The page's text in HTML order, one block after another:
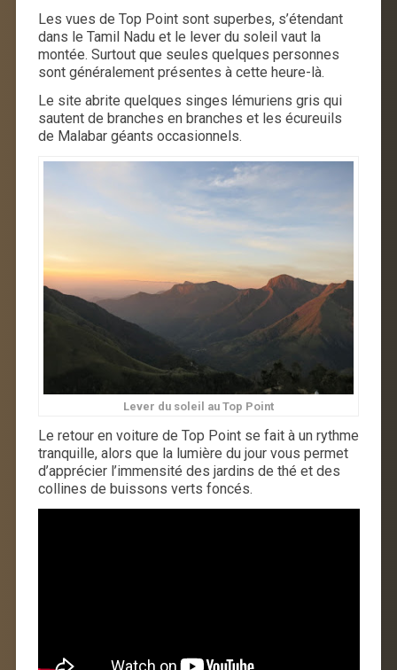
Les vues de Top Point sont superbes, s’étendant
dans le Tamil Nadu et le lever du soleil vaut la
montée. Surtout que seules quelques personnes
sont généralement présentes à cette heure-là.
Le site abrite quelques singes lémuriens gris qui
sautent de branches en branches et les écureuils
de Malabar géants occasionnels.
Lever du soleil au Top Point
Le retour en voiture de Top Point se fait à un rythme
tranquille, alors que la lumière du jour vous permet
d’apprécier l’immensité des jardins de thé et des
collines de buissons verts foncés.